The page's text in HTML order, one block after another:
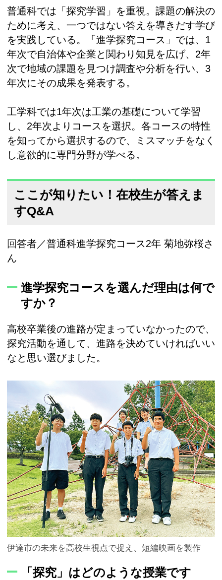
普通科では「探究学習」を重視。課題の解決の
ために考え、一つではない答えを導きだす学び
を実践している。「進学探究コース」では、1
年次で自治体や企業と関わり知見を広げ、2年
次で地域の課題を見つけ調査や分析を行い、3
年次にその成果を発表する。
工学科では1年次は工業の基礎について学習
し、2年次よりコースを選択。各コースの特性
を知ってから選択するので、ミスマッチをなく
し意欲的に専門分野が学べる。
ここが知りたい！在校生が答えま
すQ&A
回答者／普通科進学探究コース2年 菊地弥桜さ
ん
進学探究コースを選んだ理由は何で
すか？
高校卒業後の進路が定まっていなかったので、
探究活動を通して、進路を決めていければいい
なと思い選びました。
伊達市の未来を高校生視点で捉え、短編映画を製作
「探究」はどのような授業です